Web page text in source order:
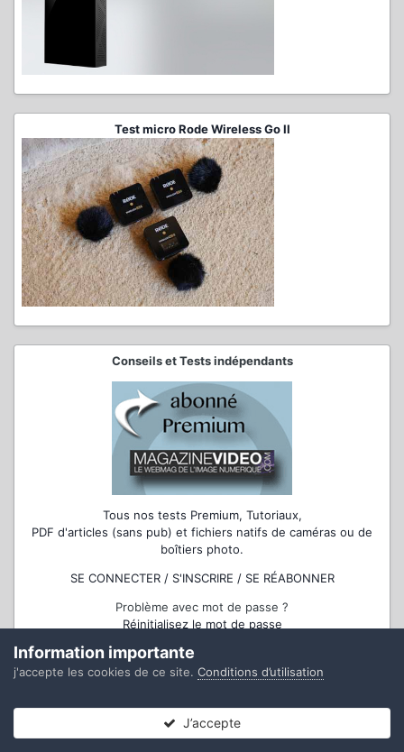
Test micro Rode Wireless Go II
Conseils et Tests indépendants
Tous nos tests Premium, Tutoriaux,
PDF d'articles (sans pub) et fichiers natifs de caméras ou de
boîtiers photo.
SE CONNECTER / S'INSCRIRE / SE RÉABONNER
Problème avec mot de passe ?
Réinitialisez le mot de passe
ACCESSOIRES MULTIMÉDIA, LOGICIELS
Micros, cartes, sacs photo, optiques
Information importante
j'accepte les cookies de ce site. Conditions d’utilisation
J’accepte